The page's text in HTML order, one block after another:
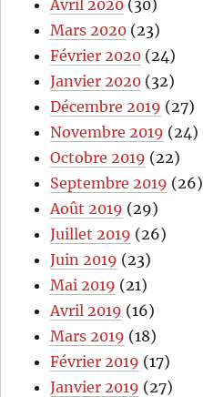
Avril 2020 (30)
Mars 2020 (23)
Février 2020 (24)
Janvier 2020 (32)
Décembre 2019 (27)
Novembre 2019 (24)
Octobre 2019 (22)
Septembre 2019 (26)
Août 2019 (29)
Juillet 2019 (26)
Juin 2019 (23)
Mai 2019 (21)
Avril 2019 (16)
Mars 2019 (18)
Février 2019 (17)
Janvier 2019 (27)